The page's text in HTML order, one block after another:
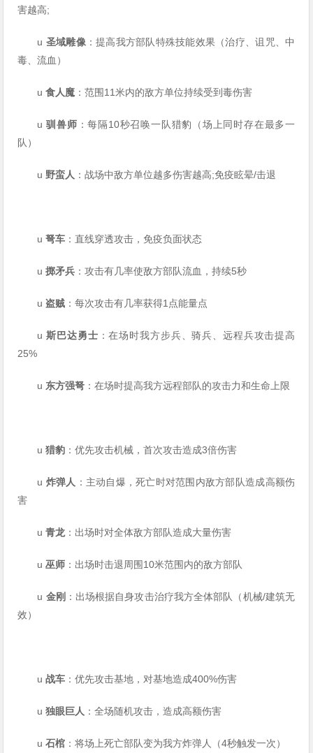
害越高;
u 圣域雕像 ：提高我方部队特殊技能效果（治疗、诅咒、中
毒、流血）
u食人魔 ：范围11米内的敌方单位持续受到毒伤害
u驯兽师 ：每隔10秒召唤一队猎豹（场上同时存在最多一
队）
u 野蛮人 ：战场中敌方单位越多伤害越高;免疫眩晕/击退
u弩车 ：直线穿透攻击，免疫负面状态
u掷矛兵 ：攻击有几率使敌方部队流血，持续5秒
u盗贼 ：每次攻击有几率获得1点能量点
u斯巴达勇士 ：在场时我方步兵、骑兵、远程兵攻击提高
25%
u 东方强弩 ：在场时提高我方远程部队的攻击力和生命上限
u猎豹 ：优先攻击机械，首次攻击造成3倍伤害
u 炸弹人 ：主动自爆，死亡时对范围内敌方部队造成高额伤
害
u青龙 ：出场时对全体敌方部队造成大量伤害
u巫师 ：出场时击退周围10米范围内的敌方部队
u 金刚 ：出场根据自身攻击治疗我方全体部队（机械/建筑无
效）
u战车 ：优先攻击基地，对基地造成400%伤害
u独眼巨人 ：全场随机攻击，造成高额伤害
u石棺 ：将场上死亡部队变为我方炸弹人（4秒触发一次）